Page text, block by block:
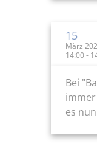
15
März
14:00 -
Bei
es